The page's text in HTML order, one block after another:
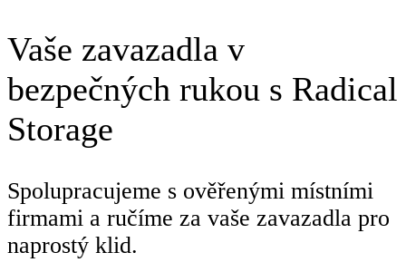
Vaše zavazadla v
bezpečných rukou s Radical
Storage
Spolupracujeme s ověřenými místními
firmami a ručíme za vaše zavazadla pro
naprostý klid.